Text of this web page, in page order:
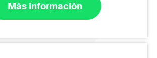
Más información